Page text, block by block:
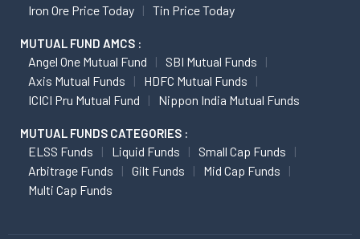
Iron Ore Price Today
Tin Price Today
MUTUAL FUND AMCS :
Angel One Mutual Fund
SBI Mutual Funds
Axis Mutual Funds
HDFC Mutual Funds
ICICI Pru Mutual Fund
Nippon India Mutual Funds
MUTUAL FUNDS CATEGORIES :
ELSS Funds Liquid Funds
Small Cap Funds
Arbitrage Funds
Gilt Funds
Mid Cap Funds
Multi Cap Funds